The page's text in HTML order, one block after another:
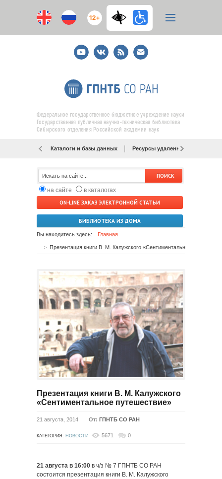
12+
YoutubeВКонтакте
RSS
E-
mail
подписка
Федеральное государственное бюджетное учреждение науки
Государственная публичная научно-техническая библиотека
Сибирского отделения Российской академии наук
Каталоги и базы данных Ресурсы удаленного доступа
на сайте
в каталогах
ON-LINE ЗАКАЗ ЭЛЕКТРОННОЙ СТАТЬИ
БИБЛИОТЕКА ИЗ ДОМА
Вы находитесь здесь: Главная
Презентация книги В. М. Калужского
«Сентиментальное путешествие»
21 августа, 2014 От: ГПНТБ СО РАН
КАТЕГОРИЯ: НОВОСТИ 5671 0
21 августа в 16:00 в ч/з № 7 ГПНТБ СО РАН
состоится презентация книги В. М. Калужского